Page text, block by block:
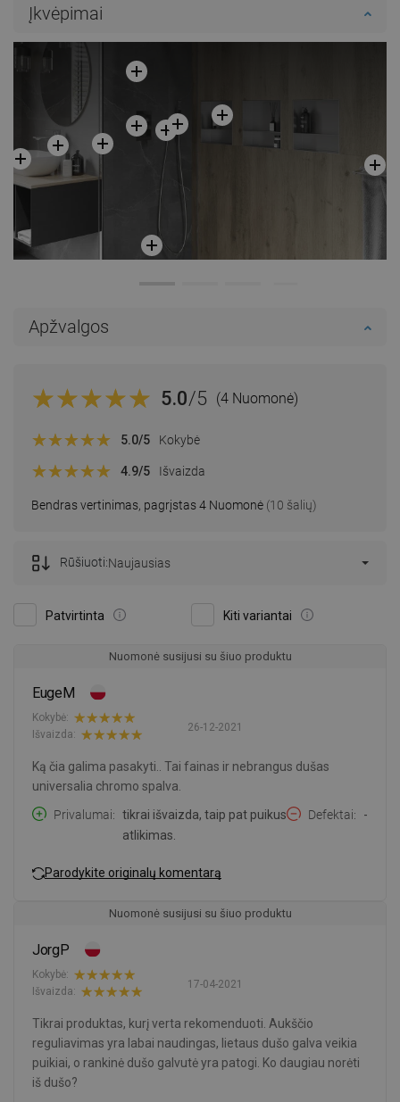
Įkvėpimai
Apžvalgos
5.0/5 (4 Nuomonė)
Bendras vertinimas, pagrįstas 4 Nuomonė (10 šalių)
5.0/5 Kokybė
4.9/5 Išvaizda
Patvirtinta Kiti variantai
Rūšiuoti:Naujausias
Nuomonė susijusi su šiuo produktu
EugeM
26-12-2021
Kokybė:
Išvaizda:
Ką čia galima pasakyti.. Tai fainas ir nebrangus dušas
universalia chromo spalva.
Privalumai
tikrai išvaizda, taip pat puikus
atlikimas.
Defektai -
Parodykite originalų komentarą
Nuomonė susijusi su šiuo produktu
JorgP
17-04-2021
Kokybė:
Išvaizda:
Tikrai produktas, kurį verta rekomenduoti. Aukščio
reguliavimas yra labai naudingas, lietaus dušo galva veikia
puikiai, o rankinė dušo galvutė yra patogi. Ko daugiau norėti
iš dušo?